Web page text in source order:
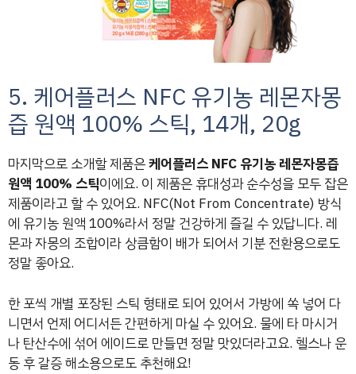
5. 케어플러스 NFC 유기농 레몬자몽
즙 원액 100% 스틱, 14개, 20g
마지막으로 소개할 제품은케어플러스 NFC 유기농 레몬자몽즙
원액 100% 스틱이에요. 이 제품은 휴대성과 순수성을 모두 잡은
제품이라고 할 수 있어요. NFC(Not From Concentrate) 방식
에 유기농 원액 100%라서 정말 건강하게 즐길 수 있답니다. 레
몬과 자몽의 조합이라 상큼함이 배가 되어서 기분 전환용으로도
정말 좋아요.
한 포씩 개별 포장된 스틱 형태로 되어 있어서 가방에 쏙 넣어 다
니면서 언제 어디서든 간편하게 마실 수 있어요. 물에 타 마시거
나 탄산수에 섞어 에이드로 만들면 정말 맛있더라고요. 헬스나 운
동 후 갈증 해소용으로도 추천해요!